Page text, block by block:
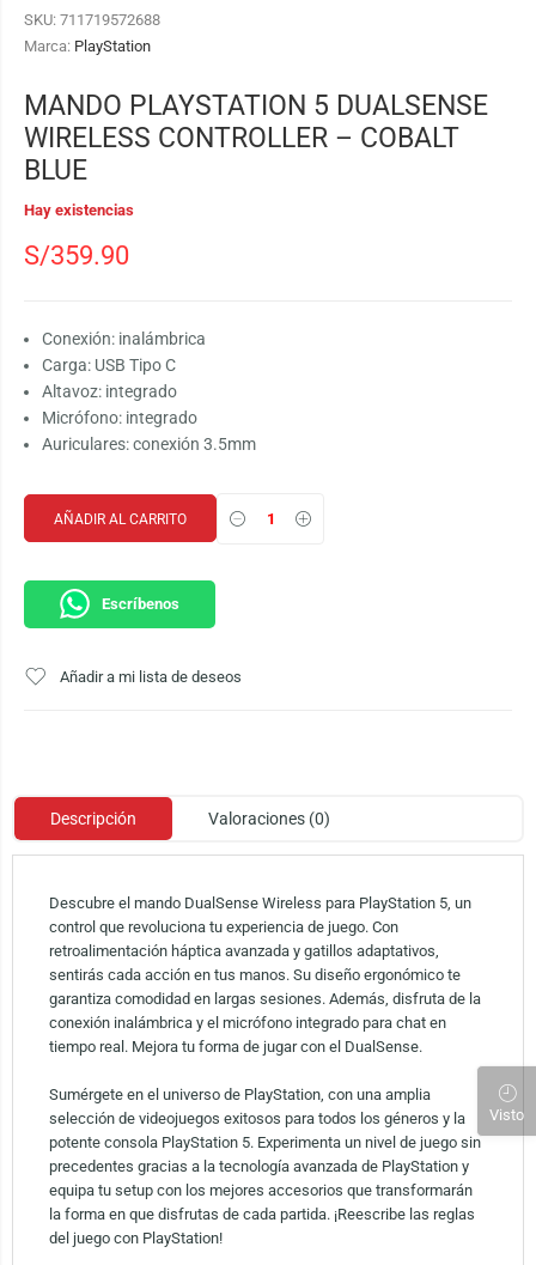
SKU: 711719572688
Marca: PlayStation
MANDO PLAYSTATION 5 DUALSENSE
WIRELESS CONTROLLER – COBALT
BLUE
Hay existencias
S/359.90
Conexión: inalámbrica
Carga: USB Tipo C
Altavoz: integrado
Micrófono: integrado
Auriculares: conexión 3.5mm
AÑADIR AL CARRITO
Escríbenos
Añadir a mi lista de deseos
Descripción Valoraciones (0)
Descubre el mando DualSense Wireless para PlayStation 5, un
control que revoluciona tu experiencia de juego. Con
retroalimentación háptica avanzada y gatillos adaptativos,
sentirás cada acción en tus manos. Su diseño ergonómico te
garantiza comodidad en largas sesiones. Además, disfruta de la
conexión inalámbrica y el micrófono integrado para chat en
tiempo real. Mejora tu forma de jugar con el DualSense.
Sumérgete en el universo de PlayStation, con una amplia
selección de videojuegos exitosos para todos los géneros y la
potente consola PlayStation 5. Experimenta un nivel de juego sin
precedentes gracias a la tecnología avanzada de PlayStation y
equipa tu setup con los mejores accesorios que transformarán
la forma en que disfrutas de cada partida. ¡Reescribe las reglas
del juego con PlayStation!
Visto